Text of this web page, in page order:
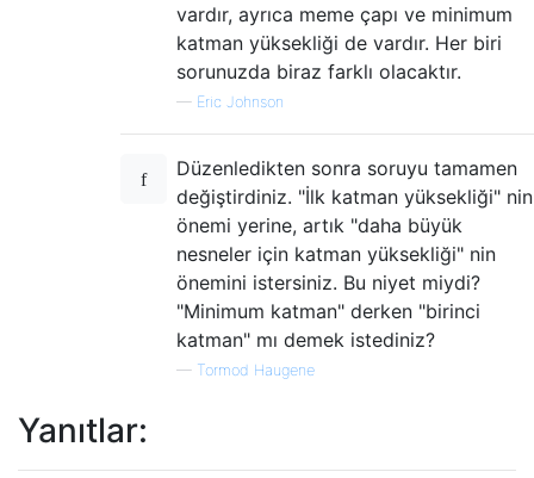
vardır, ayrıca meme çapı ve minimum
katman yüksekliği de vardır. Her biri
sorunuzda biraz farklı olacaktır.
— Eric Johnson
Düzenledikten sonra soruyu tamamen
değiştirdiniz. "İlk katman yüksekliği" nin
önemi yerine, artık "daha büyük
nesneler için katman yüksekliği" nin
önemini istersiniz. Bu niyet miydi?
"Minimum katman" derken "birinci
katman" mı demek istediniz?
— Tormod Haugene
Yanıtlar: